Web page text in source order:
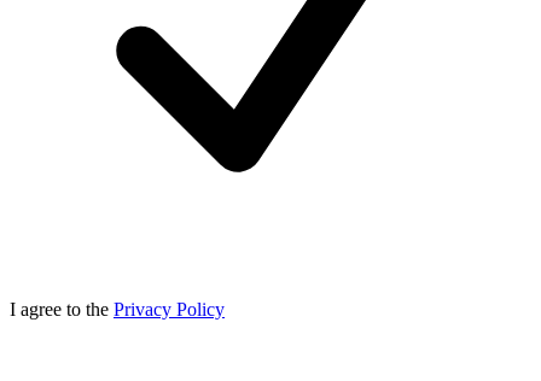
I agree to the Privacy Policy